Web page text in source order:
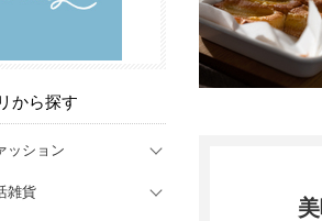
から探す
ッション
雑貨